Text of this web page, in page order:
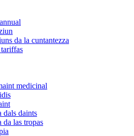
da la cuntantezza
medicinal
dals daints
da las tropas